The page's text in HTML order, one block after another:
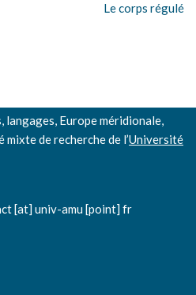
Le corps régulé
langages, Europe méridionale,
de recherche de l’Université
[at] univ-amu [point] fr